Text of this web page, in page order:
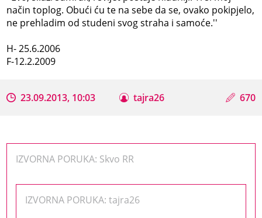
način toplog. Obući ću te na sebe da se, ovako pokipjelo,
ne prehladim od studeni svog straha i samoće.''
H- 25.6.2006
F-12.2.2009
23.09.2013, 10:03 tajra26 670
IZVORNA PORUKA: Skvo RR
IZVORNA PORUKA: tajra26